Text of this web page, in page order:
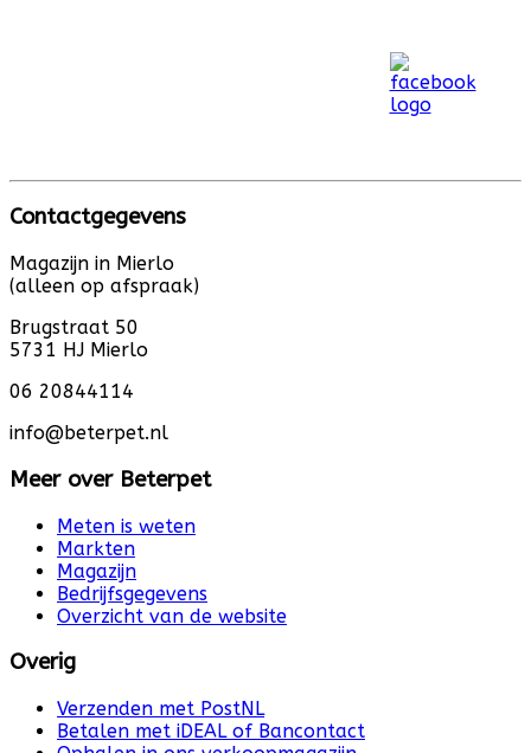
Contactgegevens
Magazijn in Mierlo
(alleen op afspraak)
Brugstraat 50
5731 HJ Mierlo
06 20844114
info@beterpet.nl
Meer over Beterpet
Meten is weten
Markten
Magazijn
Bedrijfsgegevens
Overzicht van de website
Overig
Verzenden met PostNL
Betalen met iDEAL of Bancontact